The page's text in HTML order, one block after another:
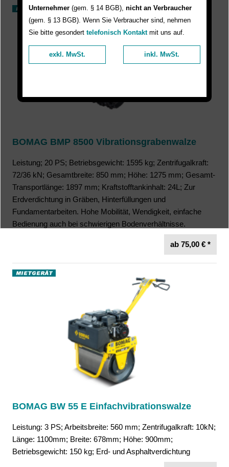
BOMAG BMP 8500 Vibrationsgrabenwalze
Leistung; 20 PS; Betriebsgewicht: 1595 kg; Zentrifugalkraft:
72/36 kN; Gesamtbreite: 850 mm; Höhe: 1275 mm; Gesamt-
Transportlänge: 1897 mm; Kraftstofftankinhalt: 24L; Zur
Erdverdichtung in Gräben, Hinterfüllungen und
Fundamentarbeiten. Hohe Mobilität, Wendigkeit, einfache
Bedienung auch bei schwierigen Bodenverhältnisse.
ab 75,00 € *
BOMAG BW 55 E Einfachvibrationswalze
Leistung: 3 PS; Arbeitsbreite: 560 mm; Zentrifugalkraft: 10kN;
Länge: 1100mm; Breite: 678mm; Höhe: 900mm;
Betriebsgewicht: 150 kg; Erd- und Asphaltverdichtung
Unternehmer (gem. § 14 BGB), nicht an Verbraucher
(gem. § 13 BGB). Wenn Sie Verbraucher sind, nehmen
Sie bitte gesondert telefonisch Kontaktmit uns auf.
exkl. MwSt. inkl. MwSt.